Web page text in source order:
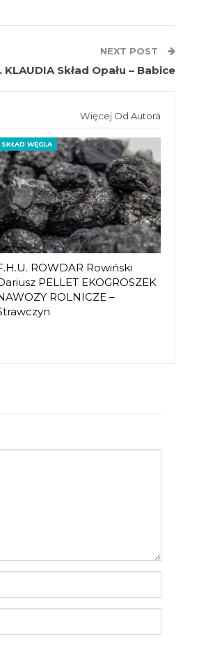
NEXT POST
KLAUDIA Skład Opału – Babice
Więcej Od Autora
SKŁAD WĘGLA
ROWDAR Rowiński
PELLET EKOGROSZEK
ROLNICZE –